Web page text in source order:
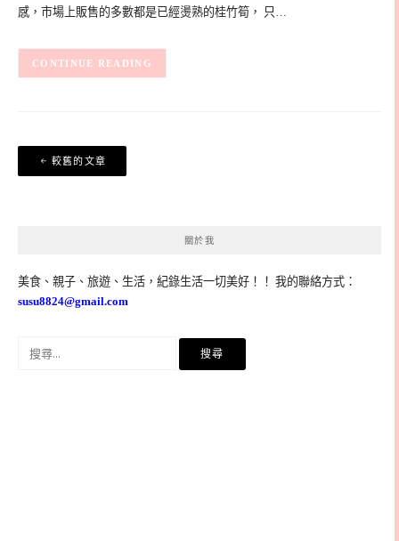
感，市場上販售的多數都是已經燙熟的桂竹筍， 只…
CONTINUE READING
文
章
較舊的文章
關於我
美食、親子、旅遊、生活，紀錄生活一切美好！！ 我的聯絡方式：
susu8824@gmail.com